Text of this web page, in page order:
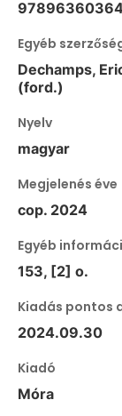
Egyéb
Dechamps,
(ford.)
Nyelv
magyar
Megjelenés éve
cop. 2024
Egyéb
153, [2] o.
Kiadás pontos
2024.09.30
Kiadó
Móra